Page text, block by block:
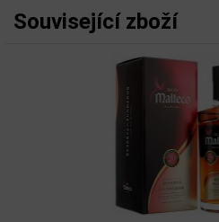
Související zboží